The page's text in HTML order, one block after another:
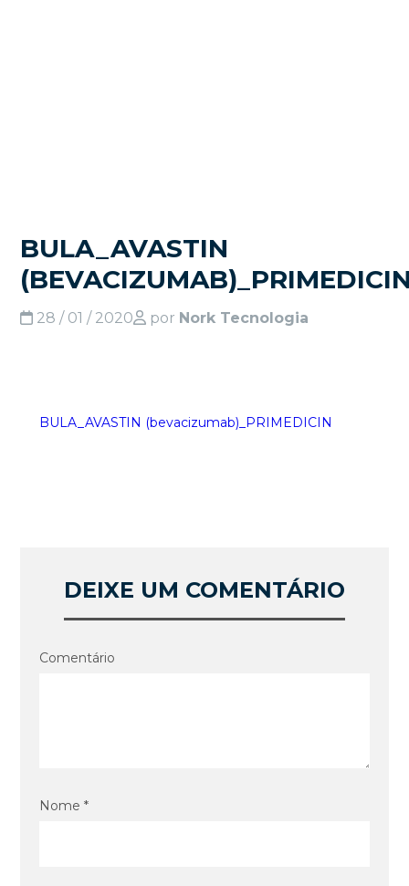
BULA_AVASTIN
28 / 01 / 2020 por Nork Tecnologia
BULA_AVASTIN (bevacizumab)_PRIMEDICIN
DEIXE UM COMENTÁRIO
Comentário
Nome *